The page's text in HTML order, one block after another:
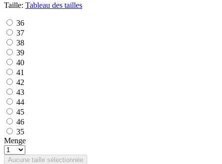
Taille: Tableau des tailles
36
37
38
39
40
41
42
43
44
45
46
35
Menge
Aucune taille sélectionnée